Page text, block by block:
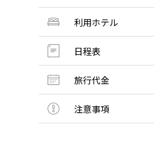
利用ホテル
日程表
旅行代金
注意事項